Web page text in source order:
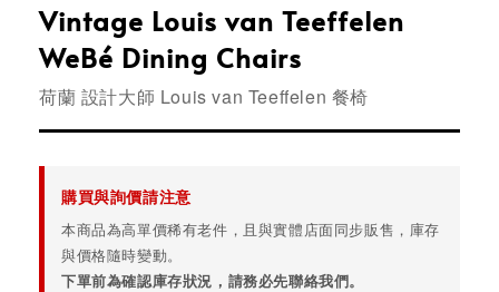
Vintage Louis van Teeffelen
WeBé Dining Chairs
荷蘭 設計大師 Louis van Teeffelen 餐椅
購買與詢價請注意
本商品為高單價稀有老件，且與實體店面同步販售，庫存
與價格隨時變動。
下單前為確認庫存狀況，請務必先聯絡我們。